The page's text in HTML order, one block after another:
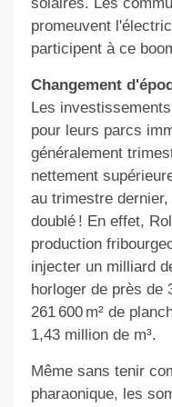
promeuvent
participent à ce
Changement
Les
pour leurs parcs
généralement
nettement
au trimestre
doublé ! En effet,
production
injecter un milliard
horloger de près de
261 600 m² de
1,43 million de m³.
Même sans tenir
pharaonique, les